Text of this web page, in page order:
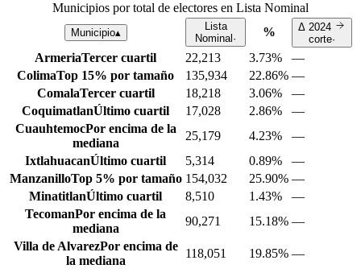
Municipios por total de electores en Lista Nominal
Municipio▴
Lista
Nominal · % Δ2024
corte·
ArmeriaTercer cuartil 22,213 3.73%
—
ColimaTop 15% por tamaño 135,934 22.86% —
ComalaTercer cuartil 18,218 3.06%
—
CoquimatlanÚltimo cuartil 17,028 2.86%
—
CuauhtemocPor encima de la
mediana
25,179 4.23%
—
IxtlahuacanÚltimo cuartil 5,314 0.89%
—
ManzanilloTop 5% por tamaño 154,032 25.90% —
MinatitlanÚltimo cuartil 8,510 1.43%
—
TecomanPor encima de la
mediana
90,271 15.18% —
Villa de AlvarezPor encima de
la mediana
118,051 19.85% —